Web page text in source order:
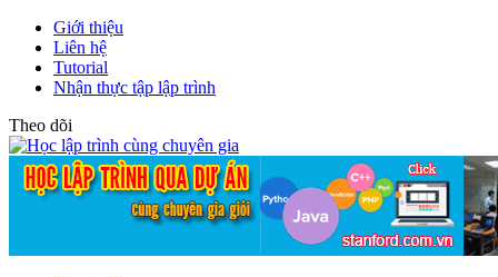
Giới thiệu
Liên hệ
Tutorial
Nhận thực tập lập trình
Theo dõi